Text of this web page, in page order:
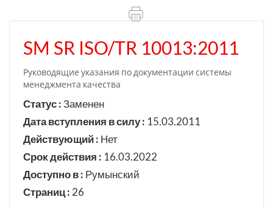
SM SR ISO/TR 10013:2011
Руководящие указания по документации системы
менеджмента качества
Статус :Заменен
Дата вступления в силу : 15.03.2011
Действующий : Нет
Срок действия : 16.03.2022
Доступно в : Румынский
Страниц : 26